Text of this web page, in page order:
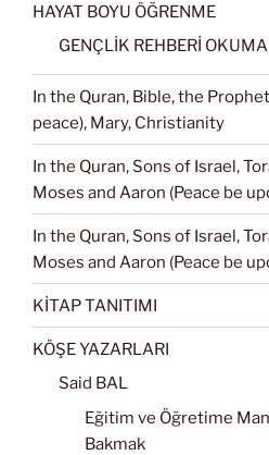
HAYAT BOYU ÖĞRENME
GENÇLİK REHBERİ
In the Quran, Bible, the
peace), Mary, Christianity
In the Quran, Sons of Israel,
Moses and Aaron (Peace be
In the Quran, Sons of Israel,
Moses and Aaron (Peace be
KİTAP TANITIMI
KÖŞE YAZARLARI
Said BAL
Eğitim ve Öğretime
Bakmak